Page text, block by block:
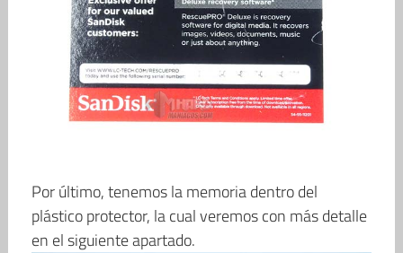
Por último, tenemos la memoria dentro del
plástico protector, la cual veremos con más detalle
en el siguiente apartado.